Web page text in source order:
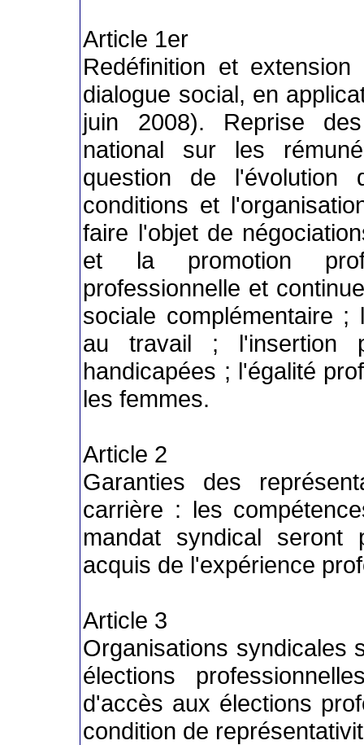
Article 1er
Redéfinition et
dialogue social, en
juin 2008). Reprise
national sur les
question de l'évolution
conditions et
faire l'objet de
et la promotion
professionnelle et
sociale complémentaire
au travail ; l'insertion
handicapées ; l'égalité
les femmes.
Article 2
Garanties des
carrière : les
mandat syndical
acquis de l'expérience
Article 3
Organisations syndicales
élections
d'accès aux élections
condition de